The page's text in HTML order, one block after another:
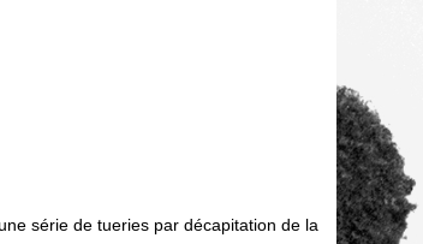
série de tueries par décapitation de la